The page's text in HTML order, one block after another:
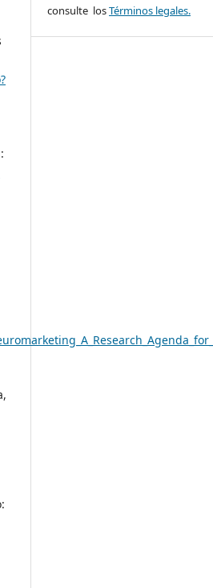
consulte losTérminos legales.